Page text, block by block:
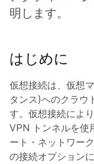
明します。
はじめに
仮想接続は、仮想
タンス)へのクラウ
す。仮想接続によ
VPN トンネルを使
ート・ネットワー
の接続オプション